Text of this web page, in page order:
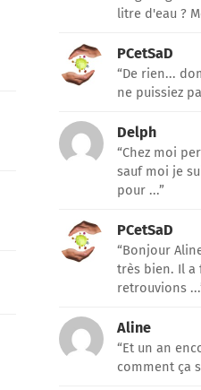
litre d'eau ?
PCetSaD
“De rien...
ne puissiez
Delph
“Chez moi
sauf moi je
pour ...”
PCetSaD
“Bonjour
très bien. Il a
retrouvions
Aline
“Et un an
comment ça